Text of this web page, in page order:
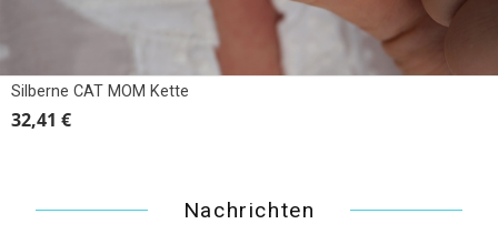
Silberne CAT MOM Kette
32,41 €
Nachrichten